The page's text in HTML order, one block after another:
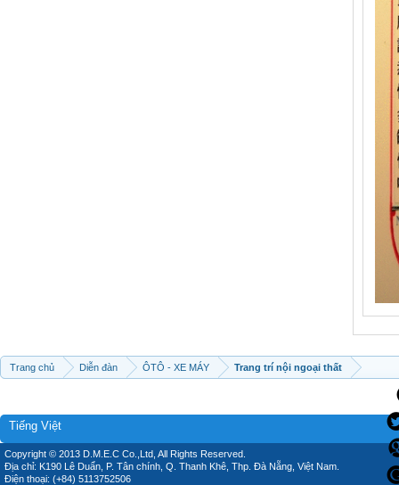
Trang chủ Diễn đàn ÔTÔ - XE MÁY Trang trí nội ngoại thất
Tiếng Việt
Copyright © 2013 D.M.E.C Co.,Ltd, All Rights Reserved.
Địa chỉ: K190 Lê Duẩn, P. Tân chính, Q. Thanh Khê, Thp. Đà Nẵng, Việt Nam.
Điện thoại: (+84) 5113752506